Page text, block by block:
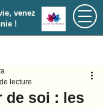
venez
!
de soi : les
lecture